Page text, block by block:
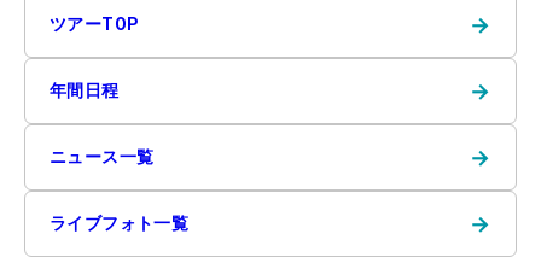
ツアーTOP →
年間日程 →
ニュース一覧 →
ライブフォト一覧 →